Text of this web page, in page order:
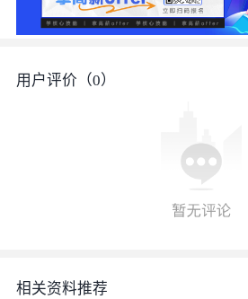
225平米2层混合结构乡村住宅楼建
用户评价（0）
相关资料推荐